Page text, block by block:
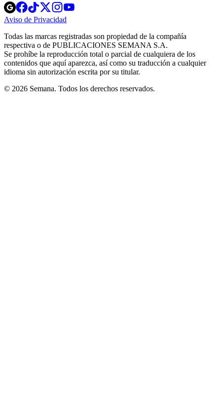
Opens
in
new
Opens
in
new
Opens
in
new
window
Opens
new
windowwindow
Aviso de Privacidad
new
window
Todas las marcas registradas son propiedad de la compañía
respectiva o de PUBLICACIONES SEMANA S.A.
Se prohíbe la reproducción total o parcial de cualquiera de los
contenidos que aquí aparezca, así como su traducción a cualquier
idioma sin autorización escrita por su titular.
© 2026 Semana. Todos los derechos reservados.